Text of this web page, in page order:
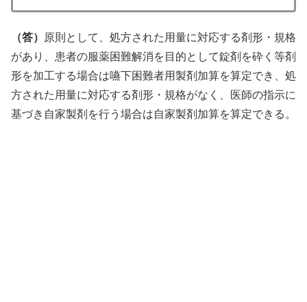
（答）
原則として、処方された用量に対応する剤形・規格
があり、患者の服薬困難解消を目的として錠剤を砕く等剤
形を加工する場合は嚥下困難者用製剤加算を算定でき、処
方された用量に対応する剤形・規格がなく、医師の指示に
基づき自家製剤を行う場合は自家製剤加算を算定できる。